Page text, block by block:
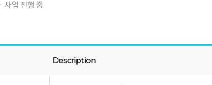
사업 진행 중
Description